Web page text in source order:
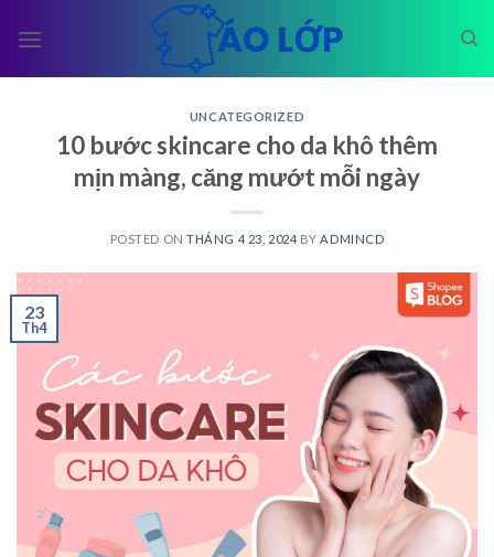
UNCATEGORIZED
10 bước skincare cho da khô thêm
mịn màng, căng mướt mỗi ngày
POSTED ONTHÁNG 4 23, 2024 BY ADMINCD
23
Th4